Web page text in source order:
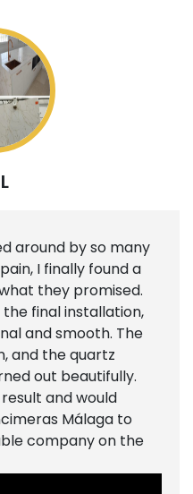
around by so many
I finally found a
they promised.
final installation,
and smooth. The
and the quartz
out beautifully.
and would
Málaga to
company on the